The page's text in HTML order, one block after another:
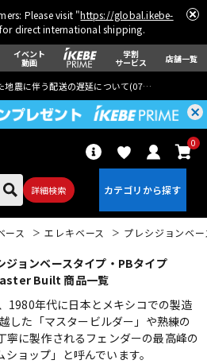
Please visit "https://global.ikebe-
direct international shipping.
イベント
動画
学割
サービス 店舗一覧
地震に伴う配送の遅延について(07月29日
詳細検索
0
アコギ/エレアコ
ース エレキベース プレシジョンベ
ジョンベースタイプ・PBタイプ
Built 商品一覧
1980年代に日本とメキシコでの製造
した「マスタービルダー」や熟練の
寧に製作されるフェンダーの最高峰の
ョップ」と呼んでいます。